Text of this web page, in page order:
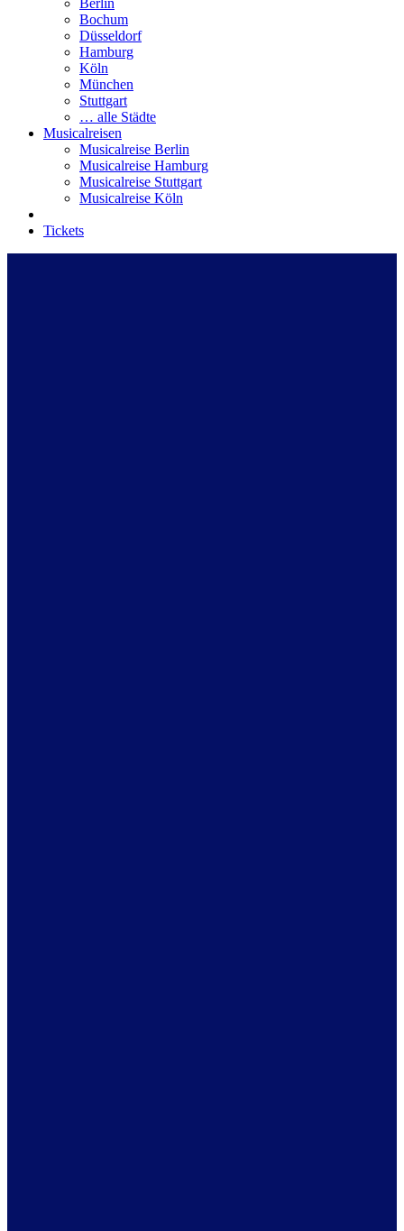
Berlin
Bochum
Düsseldorf
Hamburg
Köln
München
Stuttgart
… alle Städte
Musicalreisen
Musicalreise Berlin
Musicalreise Hamburg
Musicalreise Stuttgart
Musicalreise Köln
Tickets